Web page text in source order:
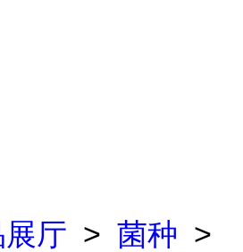
厅 > 菌种 >